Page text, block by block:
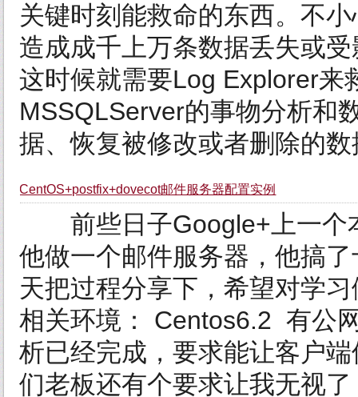
关键时刻能救命的东西。不
造成成千上万条数据丢失或
这时候就需要Log Explorer来
MSSQLServer的事物分析和
据、恢复被修改或者删除的
CentOS+postfix+dovecot邮件服务器配置实例
前些日子Google+上一个
他做一个邮件服务器，他搞
天把过程分享下，希望对学
相关环境： Centos6.2 有公
析已经完成，要求能让客户
们老板还有个要求让我无视